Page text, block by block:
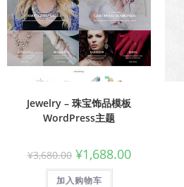
Jewelry – 珠宝饰品模板
WordPress主题
¥3,680.00 ¥1,688.00
加入购物车